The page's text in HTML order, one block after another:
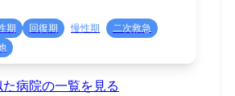
期 回復期 慢性期
二次救急
た病院の一覧を見る